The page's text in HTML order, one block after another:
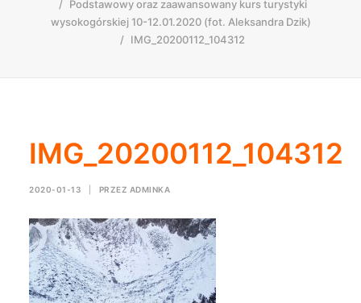
Podstawowy oraz zaawansowany kurs turystyki
wysokogórskiej 10-12.01.2020 (fot. Aleksandra Dzik)
IMG_20200112_104312
IMG_20200112_104312
2020-01-13 PRZEZ ADMINKA